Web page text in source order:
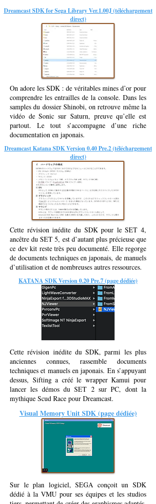
Dreamcast SDK for Sega Library Ver.1.00J (téléchargement
direct)
On adore les SDK : de véritables mines d’or pour
comprendre les entrailles de la console. Dans les
samples du dossier Shinobi, on retrouve même la
vidéo de Sonic sur Saturn, preuve qu’elle est
partout. Le tout s’accompagne d’une riche
documentation en japonais.
Dreamcast Katana SDK Version 0.40 Pre.2 (téléchargement
direct)
Cette révision inédite du SDK pour le SET 4,
ancêtre du SET 5, est d’autant plus précieuse que
ce dev kit reste très peu documenté. Elle regorge
de documents techniques en japonais, de manuels
d’utilisation et de nombreuses autres ressources.
KATANA SDK Version 0.20 Pre.7 (page dédiée)
Cette révision inédite du SDK, parmi les plus
anciennes connues, rassemble documents
techniques et manuels en japonais. En s’appuyant
dessus, Sifting a créé le wrapper Kamui pour
lancer les démos du SET 2 sur PC, dont la
mythique Scud Race pour Dreamcast.
Visual Memory Unit SDK (page dédiée)
Sur le plan logiciel, SEGA conçoit un SDK
dédié à la VMU pour ses équipes et les studios